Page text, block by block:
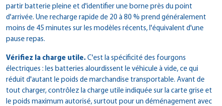
partir batterie pleine et d'identifier une borne près du point
d'arrivée. Une recharge rapide de 20 à 80 % prend généralement
moins de 45 minutes sur les modèles récents, l'équivalent d'une
pause repas.
Vérifiez la charge utile. C'est la spécificité des fourgons
électriques : les batteries alourdissent le véhicule à vide, ce qui
réduit d'autant le poids de marchandise transportable. Avant de
tout charger, contrôlez la charge utile indiquée sur la carte grise et
le poids maximum autorisé, surtout pour un déménagement avec